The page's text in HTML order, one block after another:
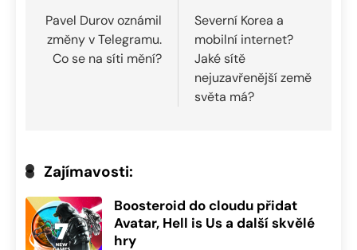
pro
příspěvek
Pavel Durov oznámil
změny v Telegramu.
Co se na síti mění?
Severní Korea a
mobilní internet?
Jaké sítě
nejuzavřenější země
světa má?
Zajímavosti:
Boosteroid do cloudu přidat
Avatar, Hell is Us a další skvělé
hry